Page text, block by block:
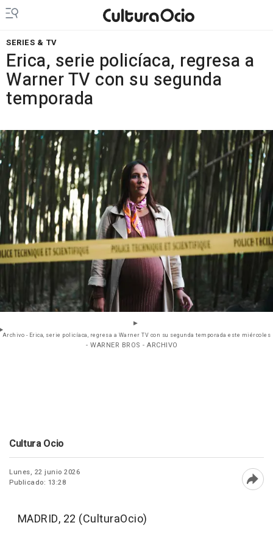
SERIES & TV
Erica, serie policíaca, regresa a
Warner TV con su segunda
temporada
Archivo - Erica, serie policíaca, regresa a Warner TV con su segunda temporada este miércoles
- WARNER BROS - ARCHIVO
Cultura Ocio
Lunes, 22 junio 2026
Publicado: 13:28
MADRID, 22 (CulturaOcio)